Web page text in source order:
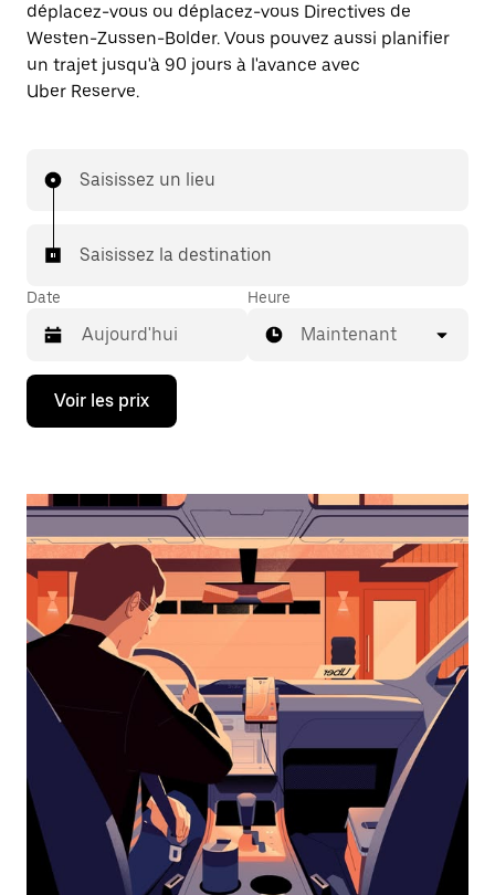
déplacez-vous ou déplacez-vous Directives de
Westen-Zussen-Bolder. Vous pouvez aussi planifier
un trajet jusqu'à 90 jours à l'avance avec
Uber Reserve.
Saisissez un lieu
Saisissez la destination
Date
Appuyez
la
bas
ouvrir
le
calendrier
sélectionner
une
date.
Appuyez
sur
touche
pour
fermer
le
calendrier.
Heure
Maintenant
Voir les prix